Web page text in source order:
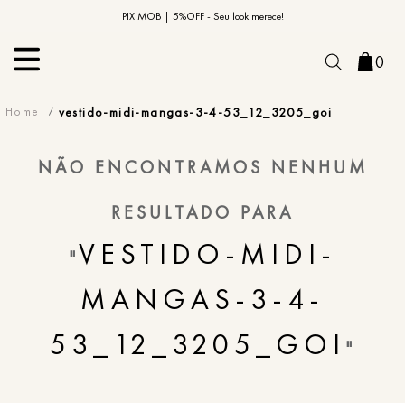
PIX MOB | 5%OFF - Seu look merece!
10% OFF na primeira compra | Cupom: BEMVINDO10*
0
vestido-midi-mangas-3-4-53_12_3205_goi
NÃO ENCONTRAMOS NENHUM
RESULTADO PARA
"VESTIDO-MIDI-
MANGAS-3-4-
53_12_3205_GOI "